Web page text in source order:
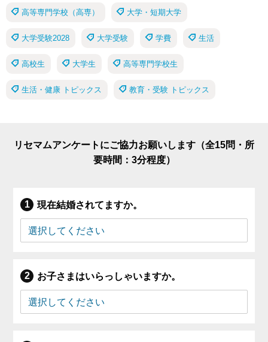
高等専門学校（高専） 大学・短期大学
大学受験2028 大学受験 学費 生活
高校生 大学生 高等専門学校生
生活・健康 トピックス 教育・受験 トピックス
リセマムアンケートにご協力お願いします（全15問・所
要時間：3分程度）
現在結婚されてますか。
お子さまはいらっしゃいますか。